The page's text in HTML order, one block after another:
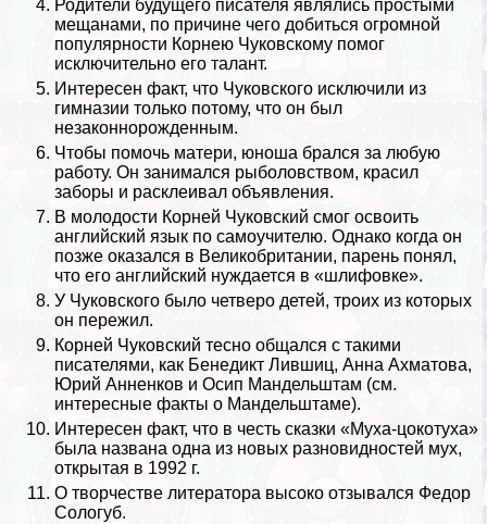
Родители будущего писателя являлись простыми
мещанами, по причине чего добиться огромной
популярности Корнею Чуковскому помог
исключительно его талант.
Интересен факт, что Чуковского исключили из
гимназии только потому, что он был
незаконнорожденным.
Чтобы помочь матери, юноша брался за любую
работу. Он занимался рыболовством, красил
заборы и расклеивал объявления.
В молодости Корней Чуковский смог освоить
английский язык по самоучителю. Однако когда он
позже оказался в Великобритании, парень понял,
что его английский нуждается в «шлифовке».
У Чуковского было четверо детей, троих из которых
он пережил.
Корней Чуковский тесно общался с такими
писателями, как Бенедикт Лившиц, Анна Ахматова,
Юрий Анненков и Осип Maндельштам (см.
интересные факты о Maндельштаме).
Интересен факт, что в честь сказки «Муха-цокотуха»
была названа одна из новых разновидностей мух,
открытая в 1992 г.
О творчестве литератора высоко отзывался Федор
Сологуб.